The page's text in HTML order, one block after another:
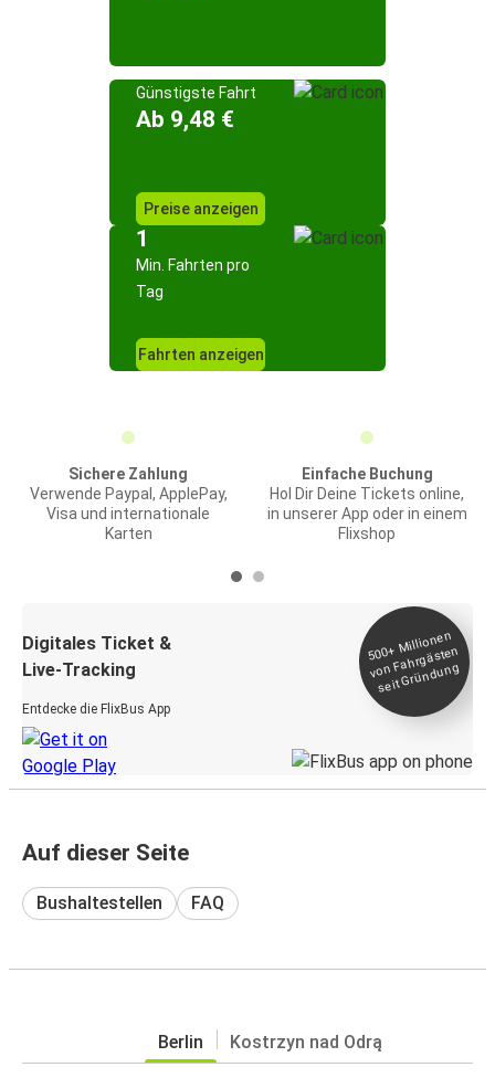
Günstigste Fahrt
Ab 9,48 €
Preise anzeigen
1
Min. Fahrten pro
Tag
Fahrten anzeigen
Sichere Zahlung
Verwende Paypal, ApplePay,
Visa und internationale
Karten
Einfache Buchung
Hol Dir Deine Tickets online,
in unserer App oder in einem
Flixshop
Digitales Ticket &
Live-Tracking
Entdecke die FlixBus App
500+
Millionen
von Fahrgästen
seit
Gründung
Auf dieser Seite
Bushaltestellen FAQ
Berlin Kostrzyn nad Odrą